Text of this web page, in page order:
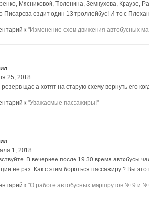
Мясниковой, Тюленина, Земнухова, Краузе,
Писарева ездит один 13 троллейбус! И то с
к "Изменение схем движения автобусных
25, 2018
резерв щас а хотят на старую схему вернуть его
к "Уважаемые пассажиры!"
1, 2018
В вечернее после 19.30 время автобусы
не раз. Как с этим бороться пассажиру ? Вы это
к "О работе автобусных маршрутов № 9 и №